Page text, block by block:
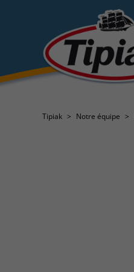
Tipiak Notre équipe